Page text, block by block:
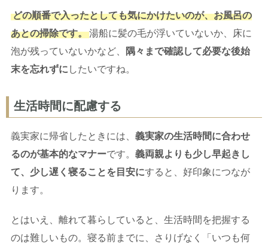
どの順番で入ったとしても気にかけたいのが、お風呂の
あとの掃除です。湯船に髪の毛が浮いていないか、床に
泡が残っていないかなど、
隅々まで確認して必要な後始
末を忘れずに したいですね。
生活時間に配慮する
義実家に帰省したときには、 義実家の生活時間に合わせ
るのが基本的なマナーです。 義両親よりも少し早起きし
て、少し遅く寝ることを目安にすると、好印象につなが
ります。
とはいえ、離れて暮らしていると、生活時間を把握する
のは難しいもの。寝る前までに、さりげなく「いつも何